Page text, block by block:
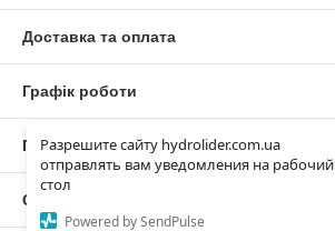
Разрешите сайту hydrolider.com.ua
отправлять вам уведомления на рабочий
стол
Powered by SendPulse
Доставка та оплата
Графік роботи
Повна версія сайту
Сайт створено на маркетплейсі